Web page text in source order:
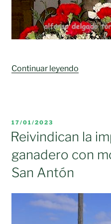
Continuar leyendo
PUBLICADO
EL
17/01/2023
Reivindican la
ganadero con
San Antón